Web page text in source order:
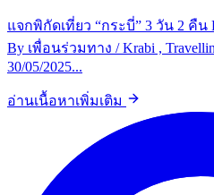
แจกพิกัดเที่ยว “กระบี่” 3 วัน 2 คืน
By เพื่อนร่วมทาง / Krabi ,
30/05/2025...
อ่านเนื้อหาเพิ่มเติม